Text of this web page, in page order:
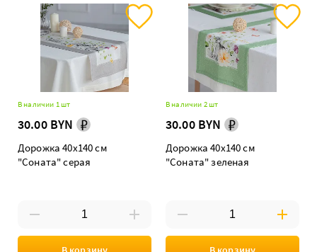
В наличии 1 шт
30.00 BYN
Дорожка 40х140 см
"Соната" серая
В наличии 2 шт
30.00 BYN
Дорожка 40х140 см
"Соната" зеленая